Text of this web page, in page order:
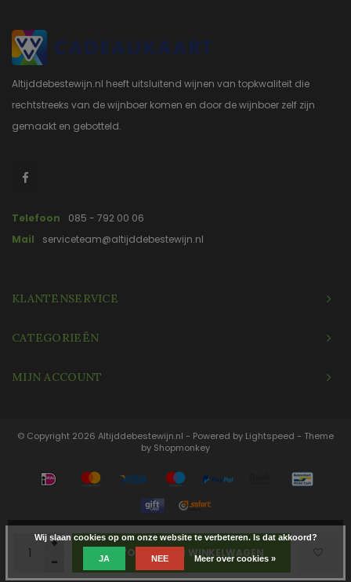
+
-
TOEVOEGEN AAN WINKELWAGEN
Altijddebestewijn.nl heeft uitsluitend wijnen van topkwaliteit die
rechtstreeks van de wijnboer komen en door de wijnboer zelf zijn
gemaakt en gebotteld.
Telefoon
085 - 792 00 06
Mail
serviceteam@altijddebestewijn.nl
KLANTENSERVICE
CATEGORIEËN
MIJN ACCOUNT
© Copyright 2026 Altijddebestewijn.nl - Powered by Lightspeed - Theme
by Shopmonkey
Wij slaan cookies op om onze website te verbeteren. Is dat akkoord?
JA NEE Meer over cookies »